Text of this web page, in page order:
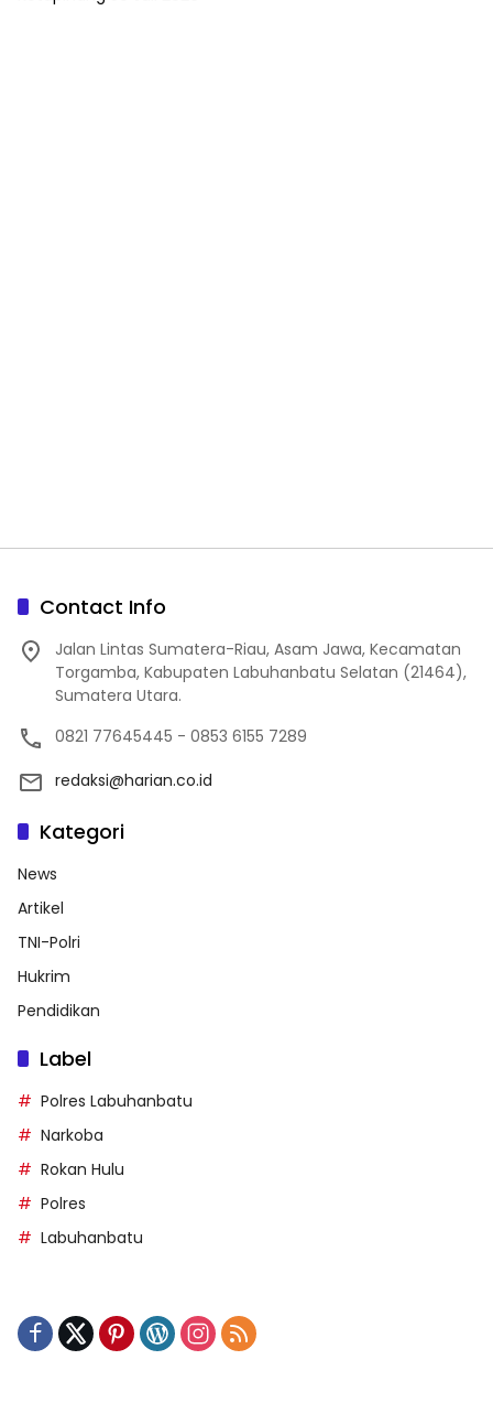
Contact Info
Jalan Lintas Sumatera-Riau, Asam Jawa, Kecamatan
Torgamba, Kabupaten Labuhanbatu Selatan (21464),
Sumatera Utara.
0821 77645445 - 0853 6155 7289
redaksi@harian.co.id
Kategori
News
Artikel
TNI-Polri
Hukrim
Pendidikan
Label
Polres Labuhanbatu
Narkoba
Rokan Hulu
Polres
Labuhanbatu